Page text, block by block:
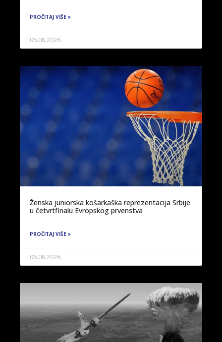
PROČITAJ VIŠE »
06.08.2026.
Ženska juniorska košarkaška reprezentacija Srbije
u četvrtfinalu Evropskog prvenstva
PROČITAJ VIŠE »
06.08.2026.